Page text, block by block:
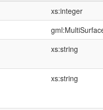
xs:integer
xs:string
xs:string